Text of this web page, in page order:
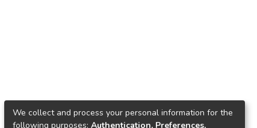
We collect and process your personal information for the
following purposes: Authentication, Preferences,